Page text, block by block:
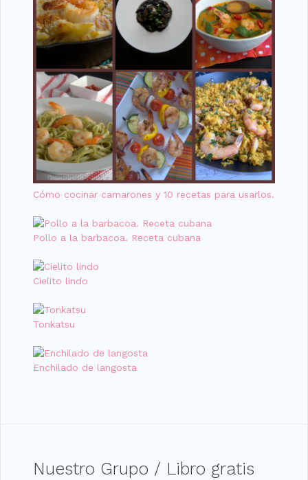
Cómo cocinar camarones y 10 recetas para usarlos.
Pollo a la barbacoa. Receta cubana
Cielito lindo
Tonkatsu
Enchilado de langosta
Nuestro Grupo / Libro gratis